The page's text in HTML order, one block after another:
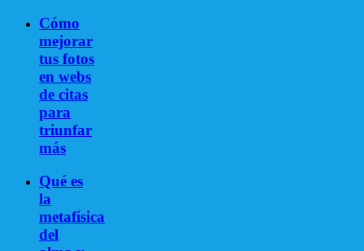
Cómo
mejorar
tus fotos
en webs
de citas
para
triunfar
más
Qué es
la
metafísica
del